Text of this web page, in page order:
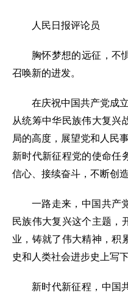
人民日报评论员
胸怀梦想的远征，不
召唤新的进发。
在庆祝中国共产党成
从统筹中华民族伟大复兴
局的高度，展望党和人民
新时代新征程党的使命任
信心、接续奋斗，不断创
一路走来，中国共产
民族伟大复兴这个主题，
业，铸就了伟大精神，积
史和人类社会进步史上写
新时代新征程，中国